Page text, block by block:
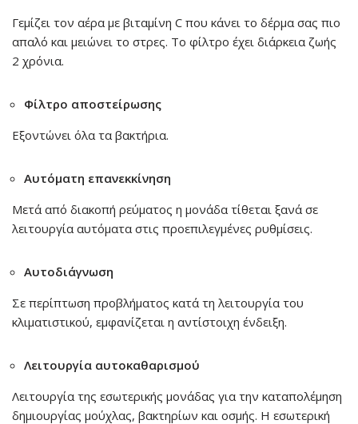
Γεμίζει τον αέρα με βιταμίνη C που κάνει το δέρμα σας πιο
απαλό και μειώνει το στρες. Το φίλτρο έχει διάρκεια ζωής
2 χρόνια.
Φίλτρο αποστείρωσης
Εξοντώνει όλα τα βακτήρια.
Αυτόματη επανεκκίνηση
Μετά από διακοπή ρεύματος η μονάδα τίθεται ξανά σε
λειτουργία αυτόματα στις προεπιλεγμένες ρυθμίσεις.
Αυτοδιάγνωση
Σε περίπτωση προβλήματος κατά τη λειτουργία του
κλιματιστικού, εμφανίζεται η αντίστοιχη ένδειξη.
Λειτουργία αυτοκαθαρισμού
Λειτουργία της εσωτερικής μονάδας για την καταπολέμηση
δημιουργίας μούχλας, βακτηρίων και οσμής. Η εσωτερική